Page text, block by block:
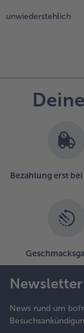
unwiederstehlich
Bezahlung erst
Newsletter
News rund um